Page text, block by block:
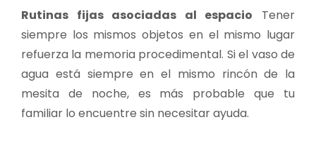
Rutinas fijas asociadas al espacio Tener
siempre los mismos objetos en el mismo lugar
refuerza la memoria procedimental. Si el vaso de
agua está siempre en el mismo rincón de la
mesita de noche, es más probable que tu
familiar lo encuentre sin necesitar ayuda.